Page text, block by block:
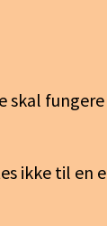
ikke til en